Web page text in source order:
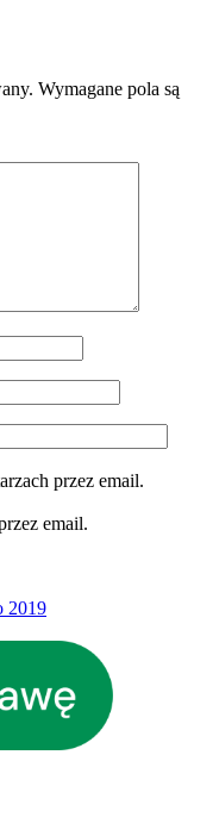
Wymagane pola są
przez email.
email.
2019